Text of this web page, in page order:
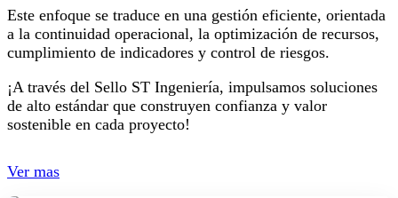
Este enfoque se traduce en una gestión eficiente, orientada
a la continuidad operacional, la optimización de recursos,
cumplimiento de indicadores y control de riesgos.
¡A través del Sello ST Ingeniería, impulsamos soluciones
de alto estándar que construyen confianza y valor
sostenible en cada proyecto!
Ver mas